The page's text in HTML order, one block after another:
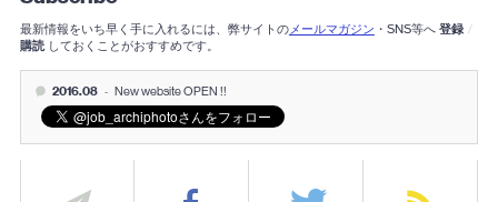
最新情報をいち早く手に入れるには、弊サイトのメールマガジン ・SNS等へ 登録 /
購読 しておくことがおすすめです。
2016.08 - New website OPEN !!